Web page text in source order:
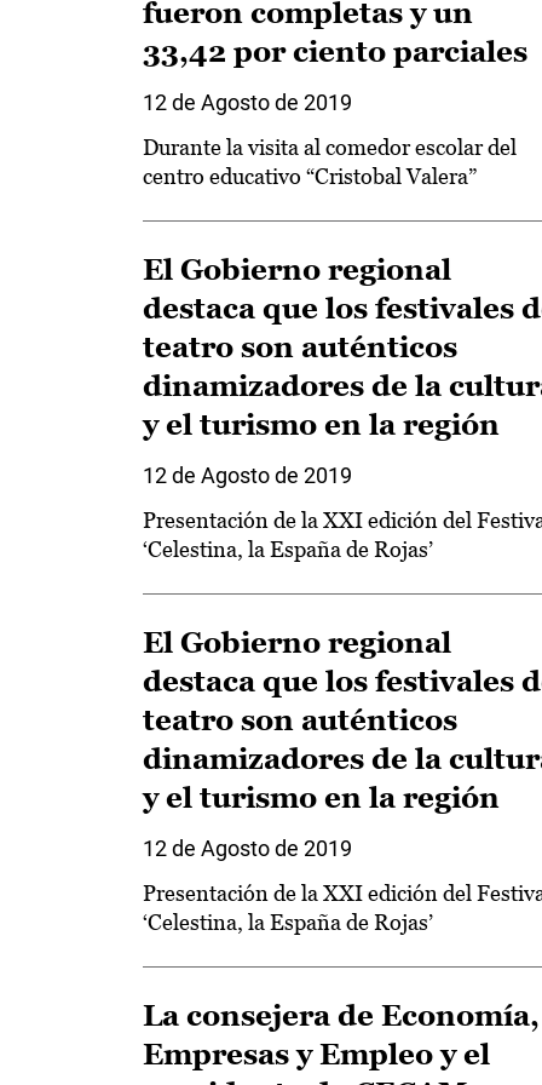
fueron completas y un
33,42 por ciento parciales
12 de Agosto de 2019
Durante la visita al comedor escolar del
centro educativo “Cristobal Valera”
El Gobierno regional
destaca que los festivales
teatro son auténticos
dinamizadores de la
y el turismo en la región
12 de Agosto de 2019
Presentación de la XXI edición del
‘Celestina, la España de Rojas’
El Gobierno regional
destaca que los festivales
teatro son auténticos
dinamizadores de la
y el turismo en la región
12 de Agosto de 2019
Presentación de la XXI edición del
‘Celestina, la España de Rojas’
La consejera de Economía,
Empresas y Empleo y el